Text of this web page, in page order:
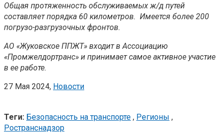
Общая протяженность обслуживаемых ж/д путей
составляет порядка 60 километров. Имеется более 200
погрузо-разгрузочных фронтов.
АО «Жуковское ППЖТ» входит в Ассоциацию
«Промжелдортранс» и принимает самое активное участие
в ее работе.
27 Мая 2024, Новости
Теги: Безопасность на транспорте , Регионы ,
Ространснадзор